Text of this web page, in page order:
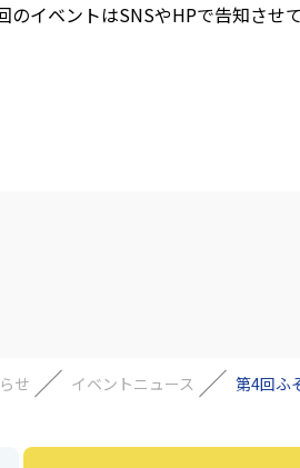
イベントはSNSやHPで告知させて
せ イベントニュース 第4回ふ